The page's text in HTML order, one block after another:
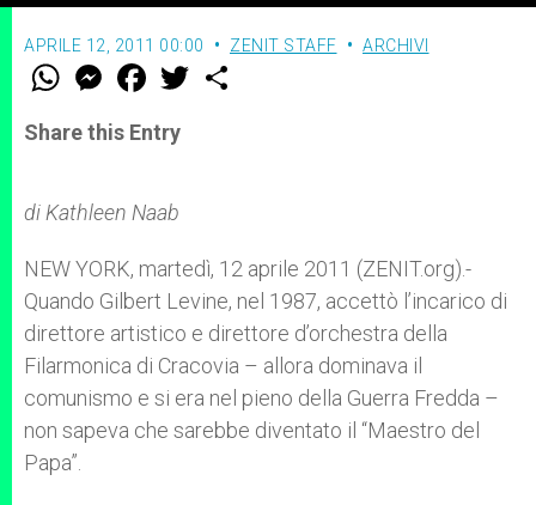
APRILE 12, 2011 00:00 ZENIT STAFF ARCHIVI
W
t
s
p
M
e
s
e
r
F
a
e
b
w
Share this Entry
di Kathleen Naab
NEW YORK, martedì, 12 aprile 2011 (ZENIT.org).-
Quando Gilbert Levine, nel 1987, accettò l’incarico di
direttore artistico e direttore d’orchestra della
Filarmonica di Cracovia – allora dominava il
comunismo e si era nel pieno della Guerra Fredda –
non sapeva che sarebbe diventato il “Maestro del
Papa”.